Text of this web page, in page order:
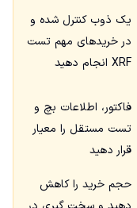
یک ذوب کنترل شده و
در خریدهای مهم تست
XRF انجام دهید
فاکتور، اطلاعات بچ و
تست مستقل را معیار
قرار دهید
حجم خرید را کاهش